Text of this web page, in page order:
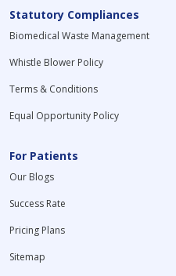
Statutory Compliances
Biomedical Waste Management
Whistle Blower Policy
Terms & Conditions
Equal Opportunity Policy
For Patients
Our Blogs
Success Rate
Pricing Plans
Sitemap